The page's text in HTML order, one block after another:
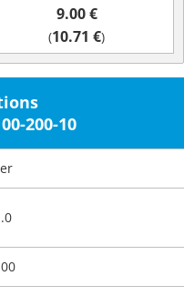
9.00 €
(10.71 €)
200-10